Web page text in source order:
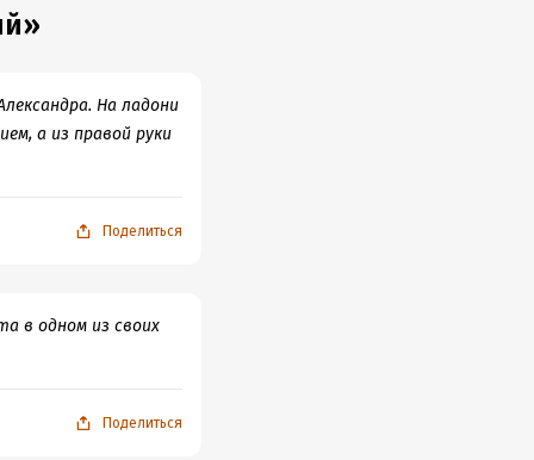
На ладони
а из правой руки
Поделиться
в одном из своих
Поделиться